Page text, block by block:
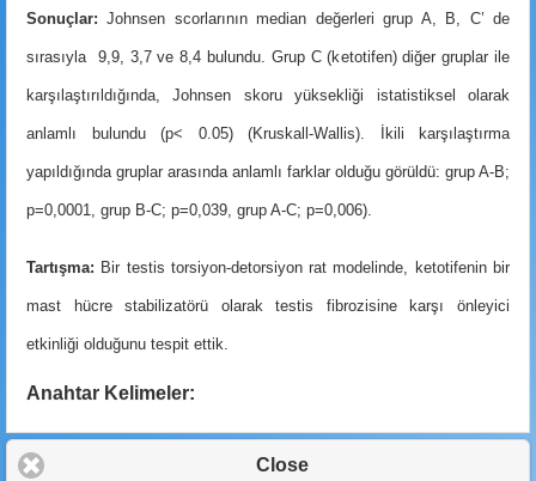
Sonuçlar: Johnsen scorlarının median değerleri grup A, B, C’ de
sırasıyla 9,9, 3,7 ve 8,4 bulundu. Grup C (ketotifen) diğer gruplar ile
karşılaştırıldığında, Johnsen skoru yüksekliği istatistiksel olarak
anlamlı bulundu (p< 0.05) (Kruskall-Wallis). İkili karşılaştırma
yapıldığında gruplar arasında anlamlı farklar olduğu görüldü: grup A-B;
p=0,0001, grup B-C; p=0,039, grup A-C; p=0,006).
Tartışma: Bir testis torsiyon-detorsiyon rat modelinde, ketotifenin bir
mast hücre stabilizatörü olarak testis fibrozisine karşı önleyici
etkinliği olduğunu tespit ettik.
Anahtar Kelimeler:
Close